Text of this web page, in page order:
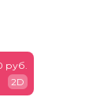
руб.
2D